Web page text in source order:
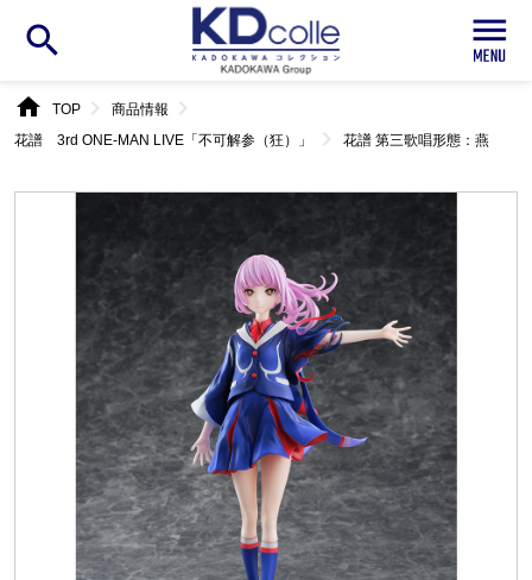
search
home TOPchevron_right 商品情報chevron_right
花譜 3rd ONE-MAN LIVE「不可解参（狂）」 chevron_right 花譜 第三歌唱形態：燕